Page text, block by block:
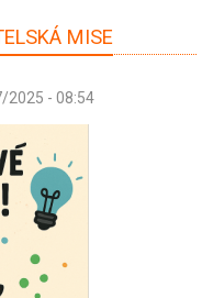
MISE
2025 - 08:54